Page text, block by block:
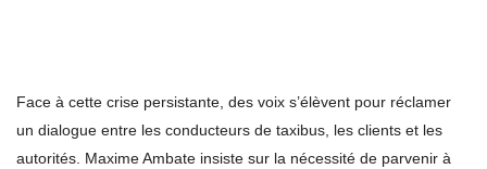
Face à cette crise persistante, des voix s’élèvent pour réclamer
un dialogue entre les conducteurs de taxibus, les clients et les
autorités. Maxime Ambate insiste sur la nécessité de parvenir à